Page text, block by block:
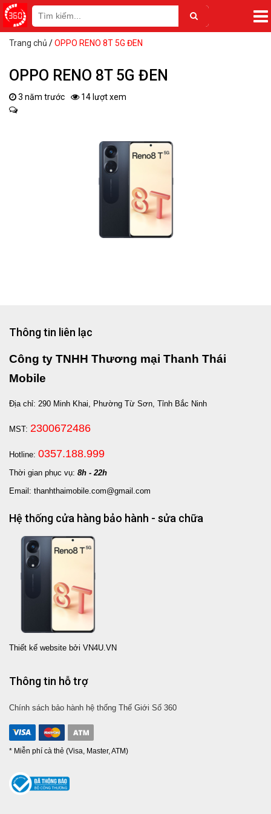
Trang chủ /OPPO RENO 8T 5G ĐEN
OPPO RENO 8T 5G ĐEN
3 năm trước 14 lượt xem
Thông tin liên lạc
Công ty TNHH Thương mại Thanh Thái
Mobile
Địa chỉ: 290 Minh Khai, Phường Từ Sơn, Tỉnh Bắc Ninh
MST: 2300672486
Hotline: 0357.188.999
Thời gian phục vụ: 8h - 22h
Email: thanhthaimobile.com@gmail.com
Hệ thống cửa hàng bảo hành - sửa chữa
Thiết kế website bởi VN4U.VN
Thông tin hỗ trợ
Chính sách bảo hành hệ thống Thế Giới Số 360
* Miễn phí cà thẻ (Visa, Master, ATM)